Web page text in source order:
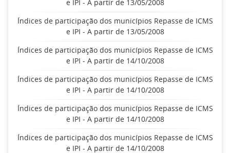
e IPI - A partir de 13/05/2008
Índices de participação dos municípios Repasse de ICMS
e IPI - A partir de 13/05/2008
Índices de participação dos municípios Repasse de ICMS
e IPI - A partir de 14/10/2008
Índices de participação dos municípios Repasse de ICMS
e IPI - A partir de 14/10/2008
Índices de participação dos municípios Repasse de ICMS
e IPI - A partir de 14/10/2008
Índices de participação dos municípios Repasse de ICMS
e IPI - A partir de 14/10/2008